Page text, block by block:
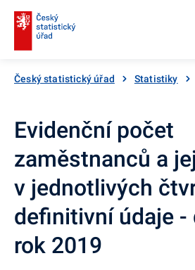
Český statistický úřad Statistiky
Evidenční počet
zaměstnanců a
v jednotlivých
definitivní údaje -
rok 2019